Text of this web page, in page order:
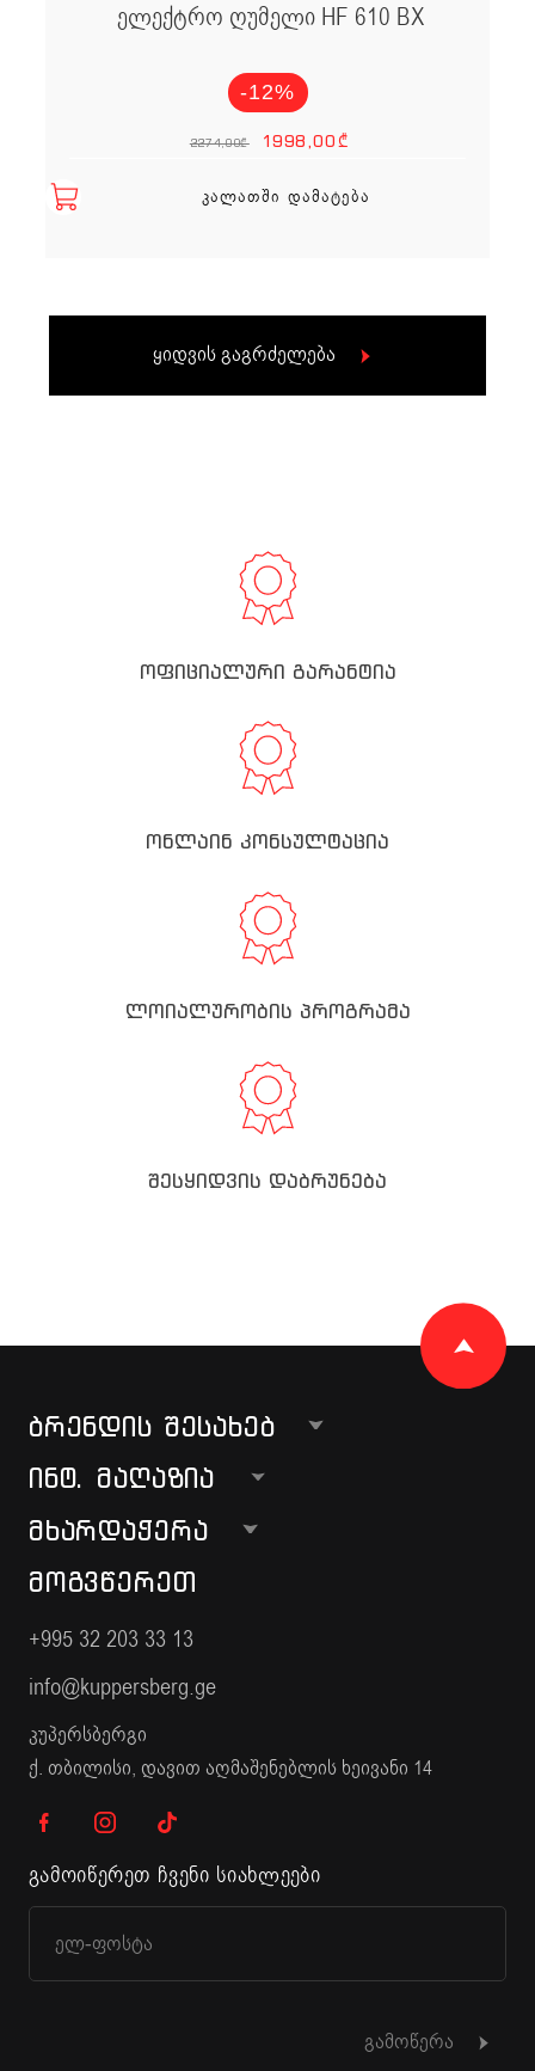
ელექტრო ღუმელი HF 610 BX
-12%
2274,00
₾ Original price
1998,00
₾Current
ᲙᲐᲚᲐᲗᲨᲘ ᲓᲐᲛᲐᲢᲔᲑᲐ
ყიდვის გაგრძელება
ოფიციალური გარანტია
ონლაინ კონსულტაცია
ლოიალურობის პროგრამა
შესყიდვის დაბრუნება
ᲑᲠᲔᲜᲓᲘᲡ ᲨᲔᲡᲐᲮᲔᲑ
ᲘᲜᲢ. ᲛᲐᲦᲐᲖᲘᲐ
ᲛᲮᲐᲠᲓᲐᲭᲔᲠᲐ
ᲛᲝᲒᲕᲬᲔᲠᲔᲗ
+995 32 203 33 13
info@kuppersberg.ge
კუპერსბერგი
ქ. თბილისი, დავით აღმაშენებლის ხეივანი 14
გამოიწერეთ ჩვენი სიახლეები
გამოწერა